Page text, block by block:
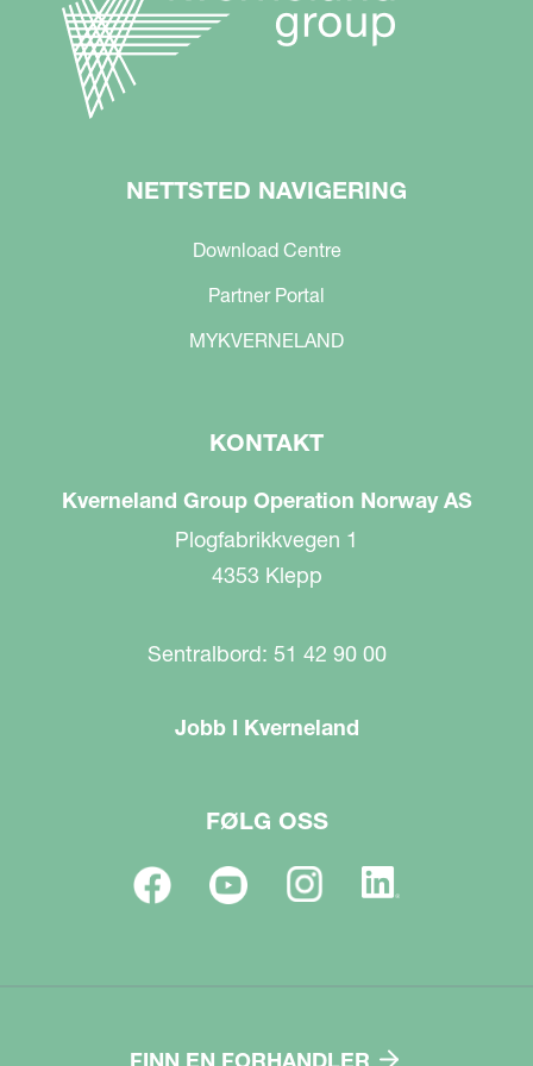
NETTSTED NAVIGERING
Download Centre
Partner Portal
MYKVERNELAND
KONTAKT
Kverneland Group Operation Norway AS
Plogfabrikkvegen 1
4353 Klepp
Sentralbord: 51 42 90 00
Jobb I Kverneland
FØLG OSS